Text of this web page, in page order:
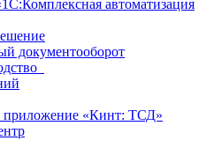
автоматизация
документооборот
приложение «Кинт: ТСД»